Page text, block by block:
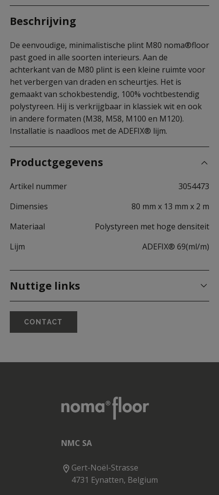
Beschrijving
De eenvoudige, minimalistische plint M80 noma®floor
past goed in alle soorten interieurs. Aan de
achterkant van de M80 plint is een kleine ruimte voor
het verbergen van draden en scheurtjes. Het is
gemaakt van schokbestendig, 100% vochtbestendig
polystyreen. Hij is verkrijgbaar in klassiek wit en ook
in andere formaten (M38, M58, M100 en M120).
Installatie is naadloos met de ADEFIX® lijm.
Productgegevens
Artikel nummer
3054473
Dimensies
80 mm x 13 mm x 2 m
Materiaal
Polystyreen met hoge densiteit
Lijm
ADEFIX® 69(ml/m)
Nuttige links
CONTACT
NMC SA
Gert-Noël-Strasse
4731 Eynatten, Belgium